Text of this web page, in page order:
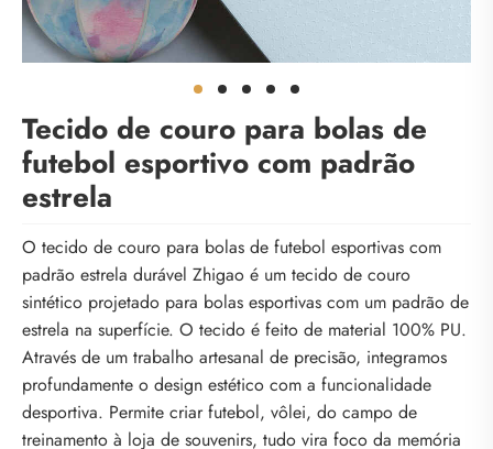
Tecido de couro para bolas de
futebol esportivo com padrão
estrela
O tecido de couro para bolas de futebol esportivas com
padrão estrela durável Zhigao é um tecido de couro
sintético projetado para bolas esportivas com um padrão de
estrela na superfície. O tecido é feito de material 100% PU.
Através de um trabalho artesanal de precisão, integramos
profundamente o design estético com a funcionalidade
desportiva. Permite criar futebol, vôlei, do campo de
treinamento à loja de souvenirs, tudo vira foco da memória